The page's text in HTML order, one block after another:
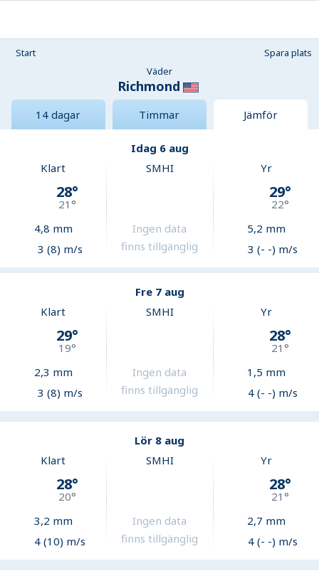
Start
Spara plats
Väder
Richmond
14 dagar Timmar Jämför
Idag 6 aug
Klart
28°
21°
4,8 mm
3 (8) m/s
SMHI
Ingen data
finns tillgänglig
Yr
29°
22°
5,2 mm
3 (- -) m/s
Fre 7 aug
Klart
29°
19°
2,3 mm
3 (8) m/s
SMHI
Ingen data
finns tillgänglig
Yr
28°
21°
1,5 mm
4 (- -) m/s
Lör 8 aug
Klart
28°
20°
3,2 mm
4 (10) m/s
SMHI
Ingen data
finns tillgänglig
Yr
28°
21°
2,7 mm
4 (- -) m/s